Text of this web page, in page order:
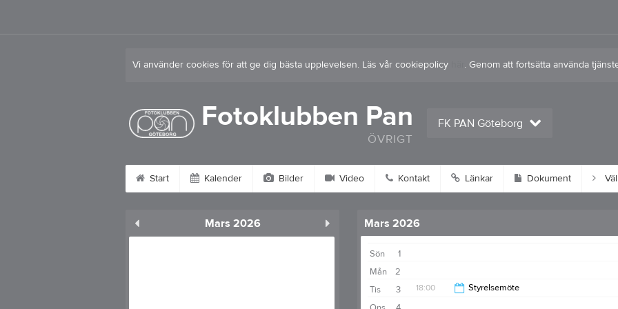
Vi använder cookies för att ge dig bästa upplevelsen. Läs vår cookiepolicy . Genom att fortsätta använda
Fotoklubben Pan
ÖVRIGT
FK PAN Göteborg
Start Kalender Bilder Video Kontakt Länkar Dokument
Mars 2026 Mars 2026
1
Sön
2
Mån
3
Tis 18:00 Styrelsemöte